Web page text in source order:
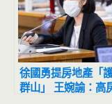
徐國勇提房地產「
群山」 王婉諭：高